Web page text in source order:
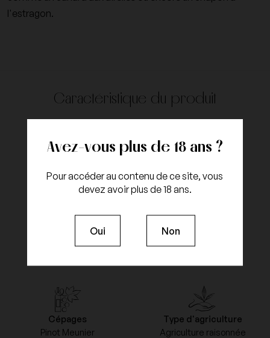
Avez-vous plus de 18 ans ?
Pour accéder au contenu de ce site, vous
devez avoir plus de 18 ans.
Oui Non
l'estragon.
Caractéristique du produit
Capacité
Bouteille 75cl
Couleur
Blanc de Noirs
Millésime
Appellation
Cépages
Pinot Meunier
Type d'agriculture
Agriculture raisonnée